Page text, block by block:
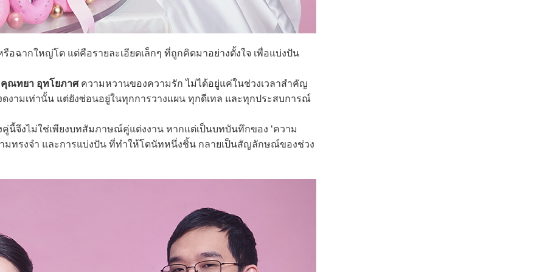
กใหญ่โต แต่คือรายละเอียดเล็กๆ ที่ถูกคิดมาอย่างตั้งใจ เพื่อแบ่งปัน
คุณทยา อุทโยภาศความหวานของความรัก ไม่ได้อยู่แค่ในช่วงเวลาสำคัญ
งามเท่านั้น แต่ยังซ่อนอยู่ในทุกการวางแผน ทุกดีเทล และทุกประสบการณ์
คู่นี้จึงไม่ใช่เพียงบทสัมภาษณ์คู่แต่งงาน หากแต่เป็นบทบันทึกของ ‘ความ
มทรงจำ และการแบ่งปัน ที่ทำให้โดนัทหนึ่งชิ้น กลายเป็นสัญลักษณ์ของช่วง